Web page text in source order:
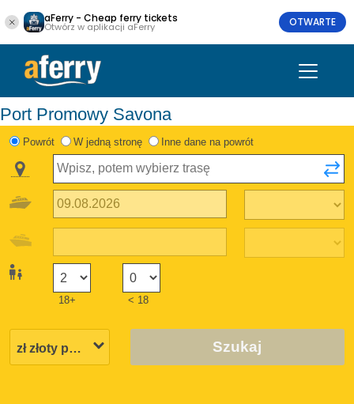
aFerry - Cheap ferry tickets
Otwórz w aplikacji aFerry OTWARTE
Port Promowy Savona
Powrót W jedną stronę Inne dane na powrót
18+ < 18
Szukaj